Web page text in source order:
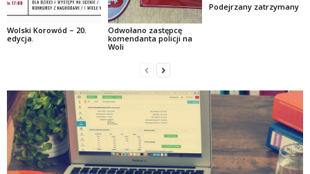
Wolski Korowód – 20.
edycja.
Odwołano zastępcę
komendanta policji na
Woli
Podejrzany zatrzymany